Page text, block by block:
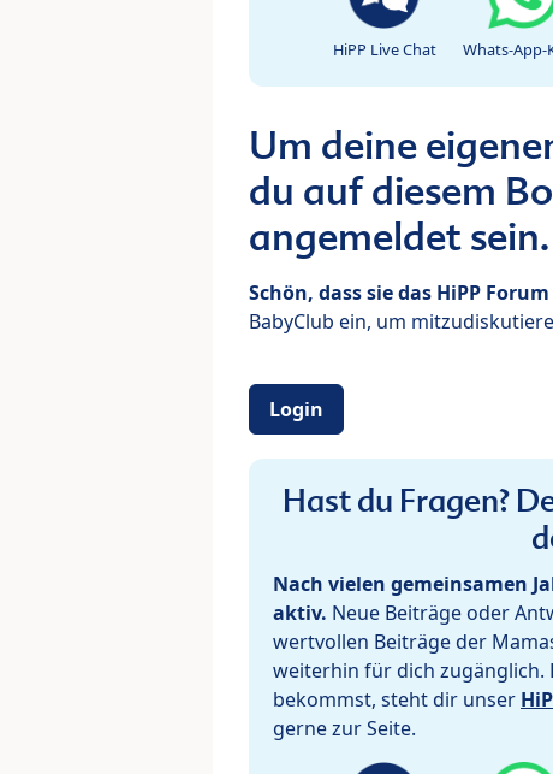
HiPP Live Chat Whats-App-
Um deine
du auf diesem
angemeldet sein.
Schön, dass sie das HiPP
BabyClub ein, um
Login
Hast du Fragen?
Nach vielen gemeinsamen
aktiv. Neue Beiträge oder
wertvollen Beiträge der
weiterhin für dich
bekommst, steht dir unser
gerne zur Seite.